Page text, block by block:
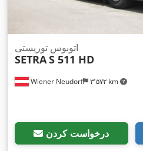
Wiener Neudorf ۳٬۵۷۲ km
اتوبوس توریستی
SETRAS 511 HD
درخواست کردن